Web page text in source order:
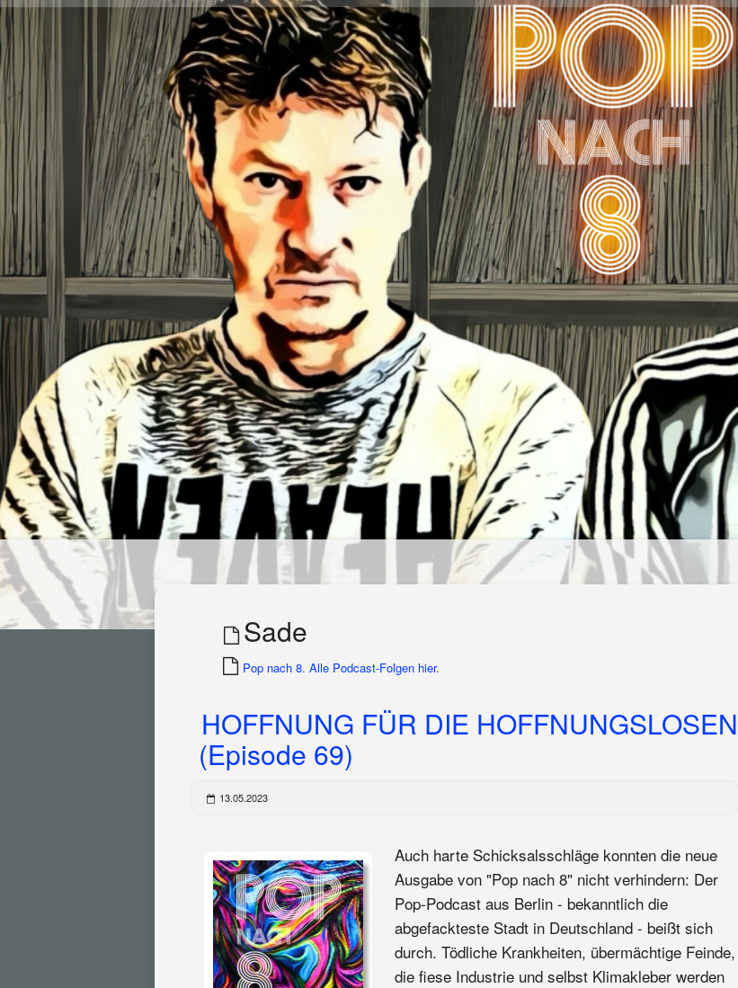
Sade
Pop nach 8. Alle Podcast-Folgen hier.
HOFFNUNG FÜR DIE HOFFNUNGSLOSEN
(Episode 69)
13.05.2023
Auch harte Schicksalsschläge konnten die neue
Ausgabe von "Pop nach 8" nicht verhindern: Der
Pop-Podcast aus Berlin - bekanntlich die
abgefackteste Stadt in Deutschland - beißt sich
durch. Tödliche Krankheiten, übermächtige Feinde,
die fiese Industrie und selbst Klimakleber werden